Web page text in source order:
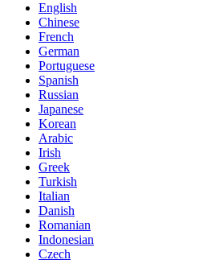
English
Chinese
French
German
Portuguese
Spanish
Russian
Japanese
Korean
Arabic
Irish
Greek
Turkish
Italian
Danish
Romanian
Indonesian
Czech